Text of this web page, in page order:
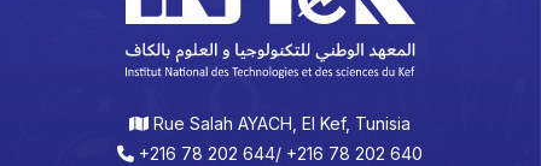
Rue Salah AYACH, El Kef, Tunisia
+216 78 202 644/ +216 78 202 640